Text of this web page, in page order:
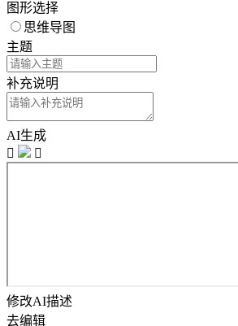
图形选择
思维导图
主题
补充说明
AI生成


修改AI描述
去编辑